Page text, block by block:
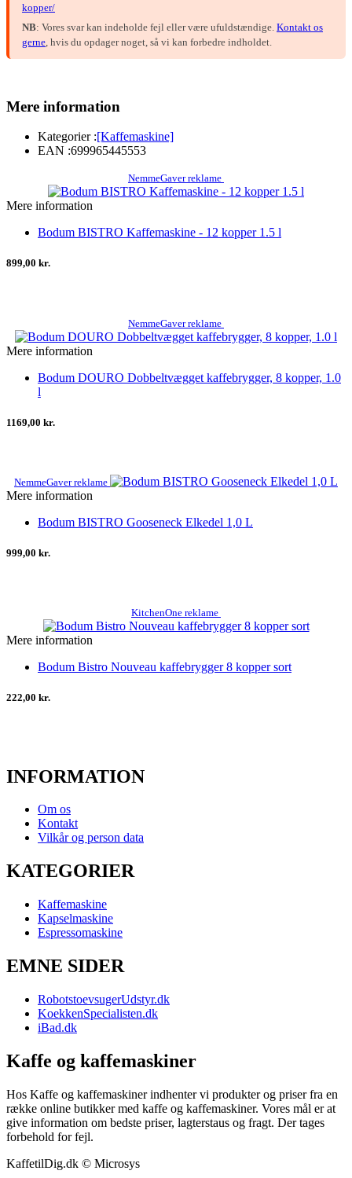
kopper/
NB: Vores svar kan indeholde fejl eller være ufuldstændige. Kontakt os
gerne , hvis du opdager noget, så vi kan forbedre indholdet.
Mere information
Kategorier :[Kaffemaskine]
EAN :699965445553
NemmeGaver reklame
Mere information
Bodum BISTRO Kaffemaskine - 12 kopper 1.5 l
899,00 kr.
NemmeGaver reklame
Mere information
Bodum DOURO Dobbeltvægget kaffebrygger, 8 kopper, 1.0
l
1169,00 kr.
NemmeGaver reklame
Mere information
Bodum BISTRO Gooseneck Elkedel 1,0 L
999,00 kr.
KitchenOne reklame
Mere information
Bodum Bistro Nouveau kaffebrygger 8 kopper sort
222,00 kr.
INFORMATION
Om os
Kontakt
Vilkår og person data
KATEGORIER
Kaffemaskine
Kapselmaskine
Espressomaskine
EMNE SIDER
RobotstoevsugerUdstyr.dk
KoekkenSpecialisten.dk
iBad.dk
Kaffe og kaffemaskiner
Hos Kaffe og kaffemaskiner indhenter vi produkter og priser fra en
række online butikker med kaffe og kaffemaskiner. Vores mål er at
give information om bedste priser, lagterstaus og fragt. Der tages
forbehold for fejl.
KaffetilDig.dk © Microsys